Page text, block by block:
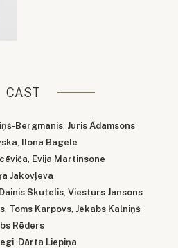
CAST
Bergmanis Juris Ādamsons
Ilona Bagele
Evija Martinsone
Jakovļeva
Dainis Skutelis Viesturs Jansons
Toms Karpovs Jēkabs Kalniņš
Rēders
Dārta Liepiņa